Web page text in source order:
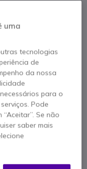
x 1620 pixels
CARRINHO
uma
tecnologias
de
da nossa
para o
Pode
Se não
saber mais